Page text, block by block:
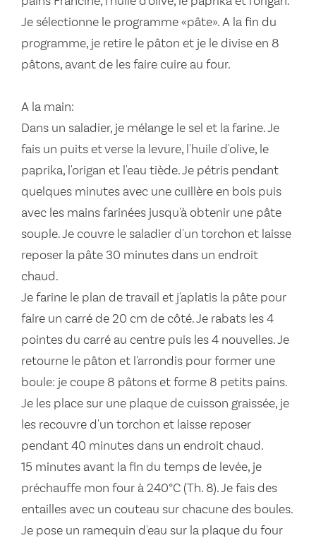
Je sélectionne le programme «pâte». A la fin du
programme, je retire le pâton et je le divise en 8
pâtons, avant de les faire cuire au four.
A la main:
Dans un saladier, je mélange le sel et la farine. Je
fais un puits et verse la levure, l'huile d'olive, le
paprika, l'origan et l'eau tiède. Je pétris pendant
quelques minutes avec une cuillère en bois puis
avec les mains farinées jusqu'à obtenir une pâte
souple. Je couvre le saladier d'un torchon et laisse
reposer la pâte 30 minutes dans un endroit
chaud.
Je farine le plan de travail et j'aplatis la pâte pour
faire un carré de 20 cm de côté. Je rabats les 4
pointes du carré au centre puis les 4 nouvelles. Je
retourne le pâton et l'arrondis pour former une
boule: je coupe 8 pâtons et forme 8 petits pains.
Je les place sur une plaque de cuisson graissée, je
les recouvre d'un torchon et laisse reposer
pendant 40 minutes dans un endroit chaud.
15 minutes avant la fin du temps de levée, je
préchauffe mon four à 240°C (Th. 8). Je fais des
entailles avec un couteau sur chacune des boules.
Je pose un ramequin d'eau sur la plaque du four